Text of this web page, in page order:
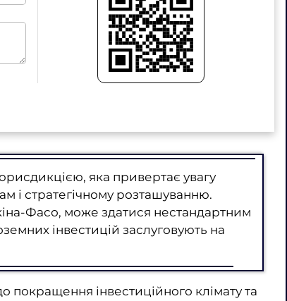
яка привертає увагу
і стратегічному розташуванню.
Фасо, може здатися нестандартним
інвестицій заслуговують на
інвестиційного клімату та